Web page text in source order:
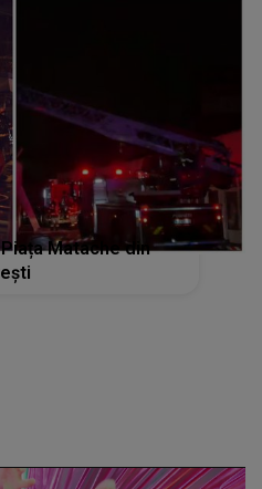
Matache din